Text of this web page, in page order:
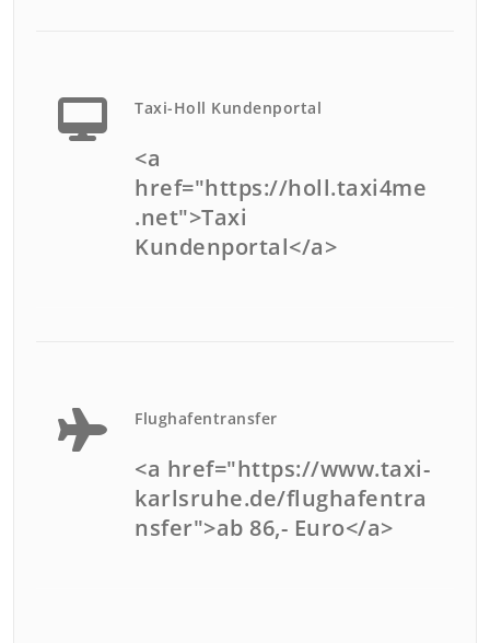
Taxi-Holl Kundenportal
<a
href="https://holl.taxi4me
.net">Taxi
Kundenportal</a>
Flughafentransfer
<a href="https://www.taxi-
karlsruhe.de/flughafentra
nsfer">ab 86,- Euro</a>